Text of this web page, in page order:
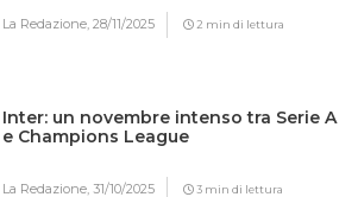
La Redazione,28/11/2025 2 min di lettura
Inter: un novembre intenso tra Serie A
e Champions League
La Redazione,31/10/2025 3 min di lettura